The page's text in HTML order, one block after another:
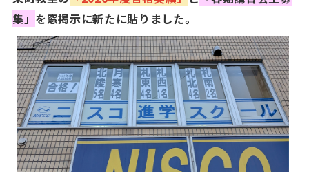
集」 を窓掲示に新たに貼りました。